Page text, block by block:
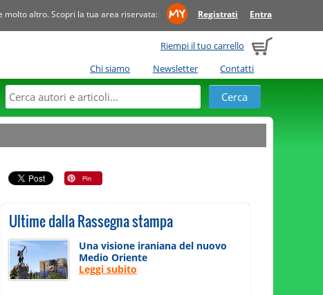
molto altro. Scopri la tua area riservata: Registrati Entra
Riempi il tuo carrello
Chi siamo
Newsletter Contatti
Ultime dalla Rassegna stampa
Una visione iraniana del nuovo
Medio Oriente
Leggi subito